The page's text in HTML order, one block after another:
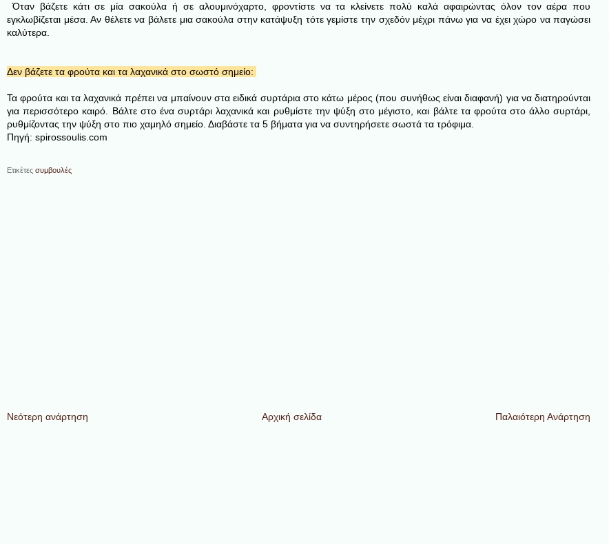
Όταν βάζετε κάτι σε μία σακούλα ή σε αλουμινόχαρτο, φροντίστε να τα κλείνετε πολύ καλά αφαιρώντας όλον τον αέρα που
εγκλωβίζεται μέσα. Αν θέλετε να βάλετε μια σακούλα στην κατάψυξη τότε γεμίστε την σχεδόν μέχρι πάνω για να έχει χώρο να παγώσει
καλύτερα.
Δεν βάζετε τα φρούτα και τα λαχανικά στο σωστό σημείο:
Τα φρούτα και τα λαχανικά πρέπει να μπαίνουν στα ειδικά συρτάρια στο κάτω μέρος (που συνήθως είναι διαφανή) για να διατηρούνται
για περισσότερο καιρό. Βάλτε στο ένα συρτάρι λαχανικά και ρυθμίστε την ψύξη στο μέγιστο, και βάλτε τα φρούτα στο άλλο συρτάρι,
ρυθμίζοντας την ψύξη στο πιο χαμηλό σημείο. Διαβάστε τα 5 βήματα για να συντηρήσετε σωστά τα τρόφιμα.
Πηγή: spirossoulis.com
Ετικέτες συμβουλές
Νεότερη ανάρτηση Παλαιότερη Ανάρτηση
Αρχική σελίδα